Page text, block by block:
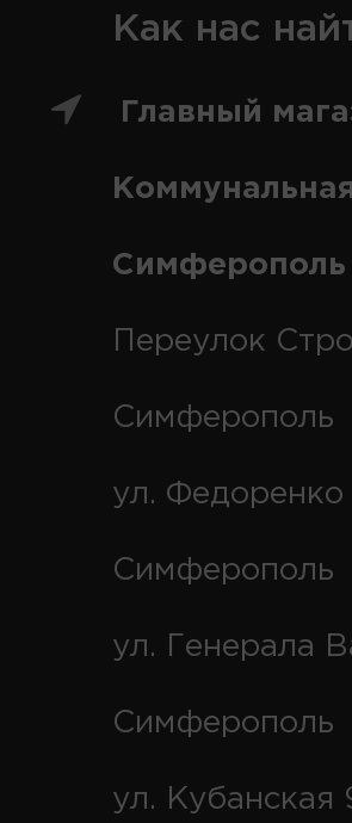
Как нас
Главный
Симферополь
Переулок
Симферополь
ул. Федоренко
Симферополь
ул. Генерала
Симферополь
ул. Кубанская